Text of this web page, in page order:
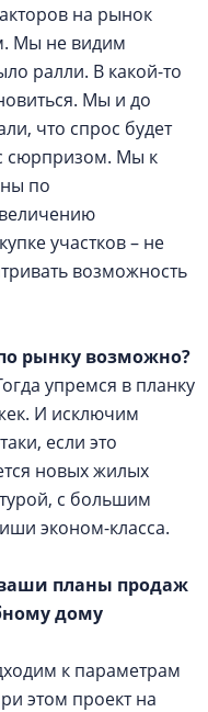
на рынок
Мы не видим
ралли. В какой-то
Мы и до
что спрос будет
сюрпризом. Мы к
по
участков – не
возможность
рынку возможно?
упремся в планку
И исключим
если это
новых жилых
с большим
эконом-класса.
планы продаж
дому
к параметрам
этом проект на